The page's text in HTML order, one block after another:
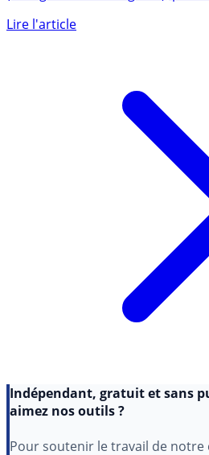
(SeLoger/MeilleursAgents),
aimez nos outils ?